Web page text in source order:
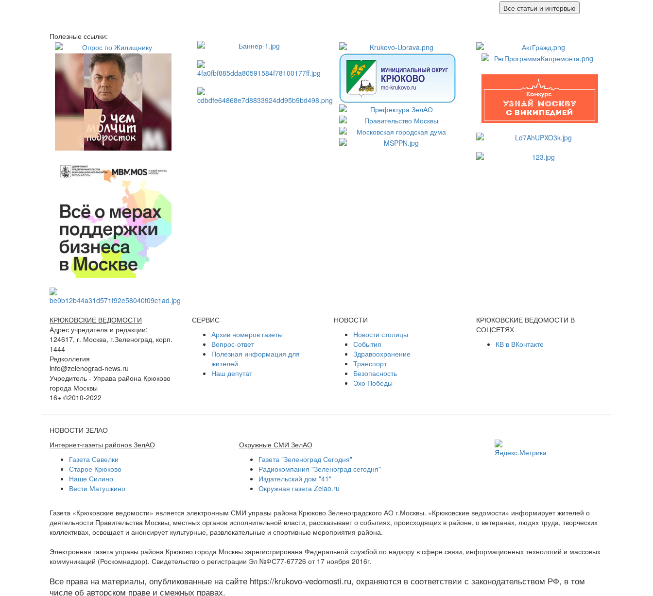
Все статьи и интервью
Полезные ссылки:
КРЮКОВСКИЕ ВЕДОМОСТИ
Адрес учредителя и редакции:
124617, г. Москва, г.Зеленоград, корп.
1444
Редколлегия
info@zelenograd-news.ru
Учредитель - Управа района Крюково
города Москвы
16+ ©2010-2022
СЕРВИС
Архив номеров газеты
Вопрос-ответ
Полезная информация для
жителей
Наш депутат
НОВОСТИ
Новости столицы
События
Здравоохранение
Транспорт
Безопасность
Эхо Победы
КРЮКОВСКИЕ ВЕДОМОСТИ В
СОЦСЕТЯХ
КВ в ВКонтакте
НОВОСТИ ЗЕЛАО
Интернет-газеты районов ЗелАО
Газета Савелки
Старое Крюково
Наше Силино
Вести Матушкино
Окружные СМИ ЗелАО
Газета "Зеленоград Сегодня"
Радиокомпания "Зеленоград сегодня"
Издательский дом "41"
Окружная газета Zelao.ru
Газета «Крюковские ведомости» является электронным СМИ управы района Крюково Зеленоградского АО г.Москвы. «Крюковские ведомости» информирует жителей о
деятельности Правительства Москвы, местных органов исполнительной власти, рассказывает о событиях, происходящих в районе, о ветеранах, людях труда, творческих
коллективах, освещает и анонсирует культурные, развлекательные и спортивные мероприятия района.
Электронная газета управы района Крюково города Москвы зарегистрирована Федеральной службой по надзору в сфере связи, информационных технологий и массовых
коммуникаций (Роскомнадзор). Свидетельство о регистрации Эл №ФС77-67726 от 17 ноября 2016г.
Все права на материалы, опубликованные на сайте https://krukovo-vedomosti.ru, охраняются в соответствии с законодательством РФ, в том
числе об авторском праве и смежных правах.